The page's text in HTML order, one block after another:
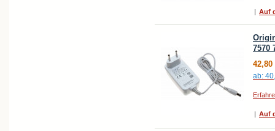
| Auf
7570
42,80
ab:
| Auf